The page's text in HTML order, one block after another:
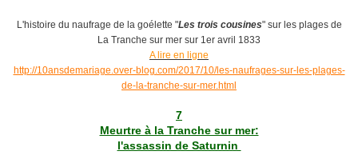
L'histoire du naufrage de la goélette "Les trois cousines" sur les plages de
La Tranche sur mer sur 1er avril 1833
A lire en ligne
http://10ansdemariage.over-blog.com/2017/10/les-naufrages-sur-les-plages-
de-la-tranche-sur-mer.html
7
Meurtre à la Tranche sur mer:
l'assassin de Saturnin